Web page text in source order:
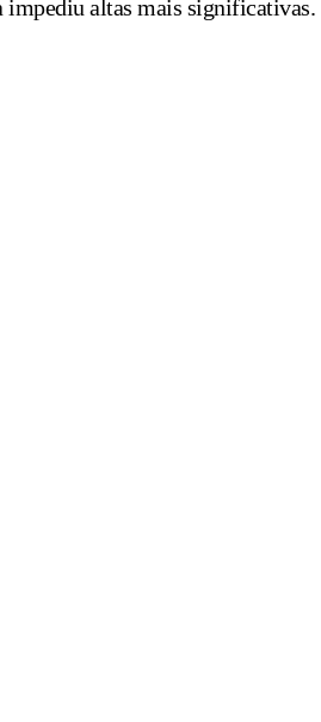
impediu altas mais significativas.